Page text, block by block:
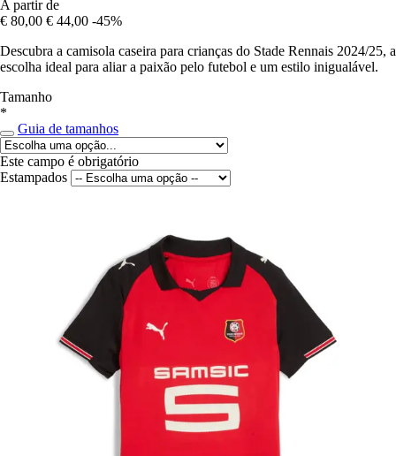
A partir de
€ 80,00 € 44,00 -45%
Descubra a camisola caseira para crianças do Stade Rennais 2024/25, a
escolha ideal para aliar a paixão pelo futebol e um estilo inigualável.
Tamanho
*
Guia de tamanhos
Este campo é obrigatório
Estampados